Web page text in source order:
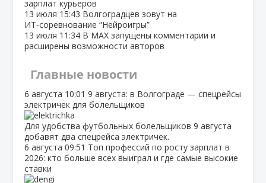
зарплат курьеров
13 июля 15:43 Волгоградцев зовут на
ИТ‑соревнование “Нейроигры”
13 июля 11:34 В МАХ запущены комментарии и
расширены возможности авторов
Главные новости
6 августа 10:01 9 августа: в Волгограде — спецрейсы
электричек для болельщиков
Для удобства футбольных болельщиков 9 августа
добавят два спецрейса электричек.
6 августа 09:51 Топ профессий по росту зарплат в
2026: кто больше всех выиграл и где самые высокие
ставки